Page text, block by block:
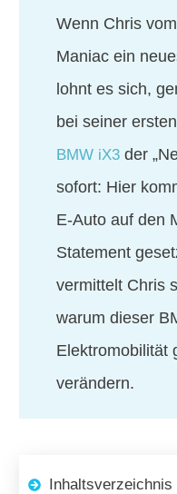
Wenn Chris
Maniac ein
lohnt es sich,
bei seiner
BMW iX3 der
sofort: Hier
E-Auto auf den
Statement
vermittelt Chris
warum dieser
Elektromobilität
verändern.
Inhaltsverzeichnis